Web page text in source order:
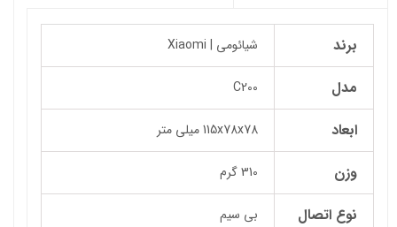
برند شیائومی | Xiaomi
مدل C200
ابعاد 115x78x78 میلی متر
وزن 310 گرم
نوع اتصال بی سیم